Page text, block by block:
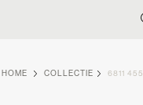
HOME COLLECTIE 6811 455